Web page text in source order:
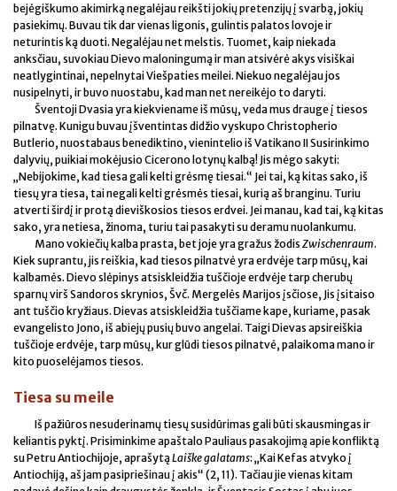
bejėgiškumo akimirką negalėjau reikšti jokių pretenzijų į svarbą, jokių
pasiekimų. Buvau tik dar vienas ligonis, gulintis palatos lovoje ir
neturintis ką duoti. Negalėjau net melstis. Tuomet, kaip niekada
anksčiau, suvokiau Dievo maloningumą ir man atsivėrė akys visiškai
neatlygintinai, nepelnytai Viešpaties meilei. Niekuo negalėjau jos
nusipelnyti, ir buvo nuostabu, kad man net nereikėjo to daryti.
Šventoji Dvasia yra kiekviename iš mūsų, veda mus drauge į tiesos
pilnatvę. Kunigu buvau įšventintas didžio vyskupo Christopherio
Butlerio, nuostabaus benediktino, vienintelio iš Vatikano II Susirinkimo
dalyvių, puikiai mokėjusio Cicerono lotynų kalbą! Jis mėgo sakyti:
„Nebijokime, kad tiesa gali kelti grėsmę tiesai.“ Jei tai, ką kitas sako, iš
tiesų yra tiesa, tai negali kelti grėsmės tiesai, kurią aš branginu. Turiu
atverti širdį ir protą dieviškosios tiesos erdvei. Jei manau, kad tai, ką kitas
sako, yra netiesa, žinoma, turiu tai pasakyti su deramu nuolankumu.
Mano vokiečių kalba prasta, bet joje yra gražus žodis Zwischenraum.
Kiek suprantu, jis reiškia, kad tiesos pilnatvė yra erdvėje tarp mūsų, kai
kalbamės. Dievo slėpinys atsiskleidžia tuščioje erdvėje tarp cherubų
sparnų virš Sandoros skrynios, Švč. Mergelės Marijos įsčiose, Jis įsitaiso
ant tuščio kryžiaus. Dievas atsiskleidžia tuščiame kape, kuriame, pasak
evangelisto Jono, iš abiejų pusių buvo angelai. Taigi Dievas apsireiškia
tuščioje erdvėje, tarp mūsų, kur glūdi tiesos pilnatvė, palaikoma mano ir
kito puoselėjamos tiesos.
Tiesa su meile
Iš pažiūros nesuderinamų tiesų susidūrimas gali būti skausmingas ir
keliantis pyktį. Prisiminkime apaštalo Pauliaus pasakojimą apie konfliktą
su Petru Antiochijoje, aprašytą Laiške galatams: „Kai Kefas atvyko į
Antiochiją, aš jam pasipriešinau į akis“ (2, 11). Tačiau jie vienas kitam